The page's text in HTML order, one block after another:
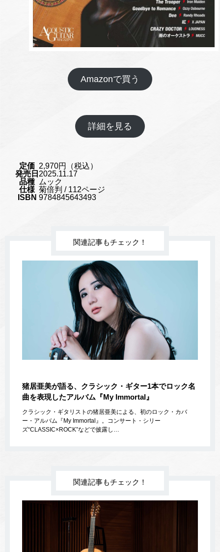
Amazonで買う
詳細を見る
定価 2,970円（税込）
発売日2025.11.17
品種 ムック
仕様 菊倍判 / 112ページ
ISBN 9784845643493
関連記事もチェック！
猪居亜美が語る、クラシック・ギター1本でロック名
曲を表現したアルバム『My Immortal』
クラシック・ギタリストの猪居亜美による、初のロック・カバ
ー・アルバム『My Immortal』。コンサート・シリー
ズ“CLASSIC×ROCK”などで披露し…
関連記事もチェック！